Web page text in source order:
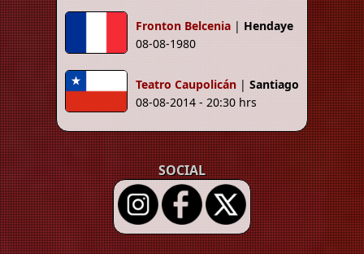
Fronton Belcenia| Hendaye
08-08-1980
Teatro Caupolicán| Santiago
08-08-2014 - 20:30 hrs
SOCIAL